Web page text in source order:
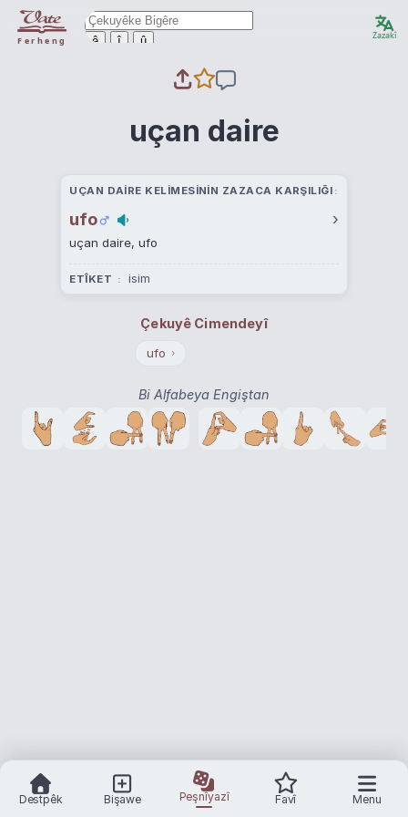
Ferheng ê î û Zazakî
uçan daire
UÇAN DAIRE KELIMESININ ZAZACA KARŞILIĞI
ufo ›
uçan daire, ufo
ETÎKET isim
Çekuyê Cimendeyî
ufo ›
Bi Alfabeya Engiştan
Destpêk Bişawe Peşnîyazî Favî Menu